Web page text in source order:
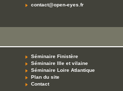
contact@open-eyes.fr
Séminaire Finistère
Séminaire Ille et vilaine
Séminaire Loire Atlantique
Plan du site
Contact